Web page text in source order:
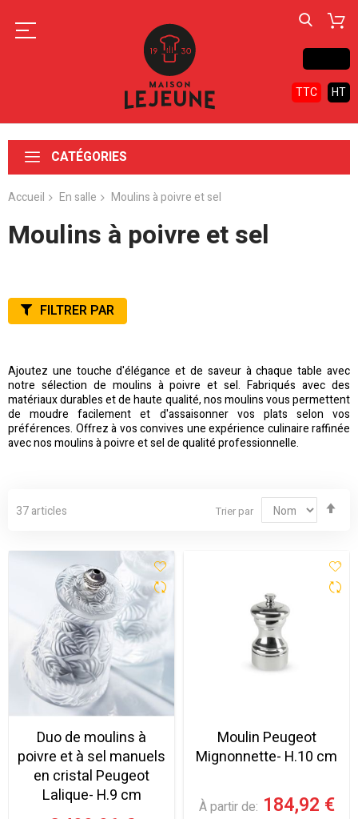
TTC HT
CATÉGORIES
Accueil En salle Moulins à poivre et sel
Moulins à poivre et sel
Ajoutez une touche d'élégance et de saveur à chaque table avec
notre sélection de moulins à poivre et sel. Fabriqués avec des
matériaux durables et de haute qualité, nos moulins vous permettent
de moudre facilement et d'assaisonner vos plats selon vos
préférences. Offrez à vos convives une expérience culinaire raffinée
avec nos moulins à poivre et sel de qualité professionnelle.
37articles Trier par
Duo de moulins à
poivre et à sel manuels
en cristal Peugeot
Lalique- H.9 cm
Moulin Peugeot
Mignonnette- H.10 cm
À partir de 184,92 €
FILTRER PAR